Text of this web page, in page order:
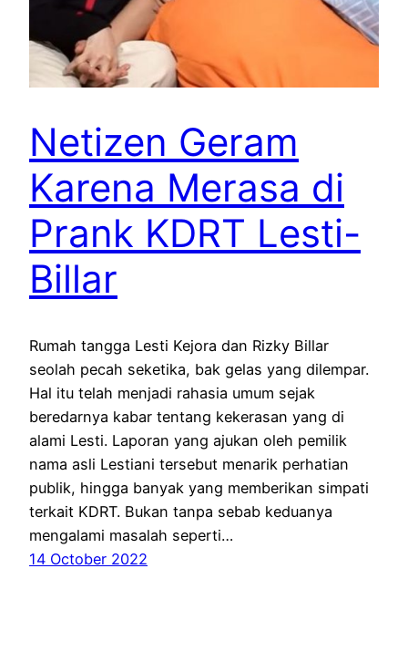
Netizen Geram
Karena Merasa di
Prank KDRT Lesti-
Billar
Rumah tangga Lesti Kejora dan Rizky Billar
seolah pecah seketika, bak gelas yang dilempar.
Hal itu telah menjadi rahasia umum sejak
beredarnya kabar tentang kekerasan yang di
alami Lesti. Laporan yang ajukan oleh pemilik
nama asli Lestiani tersebut menarik perhatian
publik, hingga banyak yang memberikan simpati
terkait KDRT. Bukan tanpa sebab keduanya
mengalami masalah seperti…
14 October 2022